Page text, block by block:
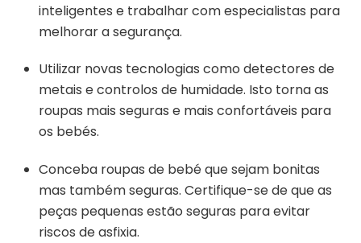
inteligentes e trabalhar com especialistas para
melhorar a segurança.
Utilizar novas tecnologias como detectores de
metais e controlos de humidade. Isto torna as
roupas mais seguras e mais confortáveis para
os bebés.
Conceba roupas de bebé que sejam bonitas
mas também seguras. Certifique-se de que as
peças pequenas estão seguras para evitar
riscos de asfixia.